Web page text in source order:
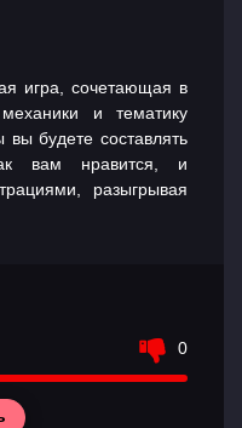
игра, сочетающая в
и тематику
будете составлять
вам нравится, и
разыгрывая
0